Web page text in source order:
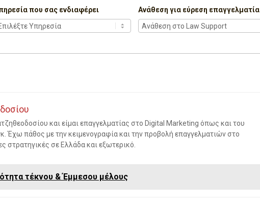
που σας ενδιαφέρει Ανάθεση για εύρεση επαγγελματία
και είμαι επαγγελματίας στο Digital Marketing όπως και του
Έχω πάθος με την κειμενογραφία και την προβολή επαγγελματιών στο
στρατηγικές σε Ελλάδα και εξωτερικό.
τέκνου & Έμμεσου μέλους